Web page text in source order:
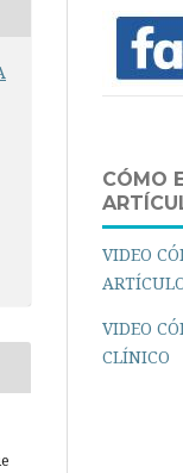
CÓMO
VIDEO
VIDEO
CLÍNICO